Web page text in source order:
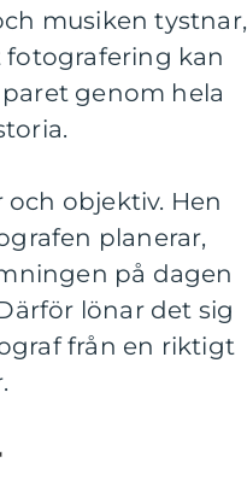
musiken tystnar,
fotografering kan
genom hela
objektiv. Hen
planerar,
på dagen
lönar det sig
från en riktigt